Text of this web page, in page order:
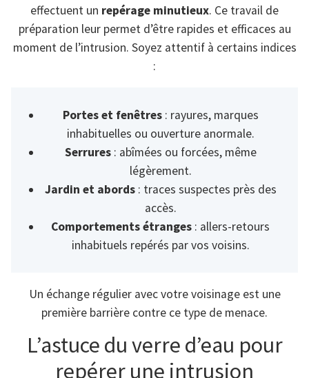
effectuent un repérage minutieux. Ce travail de
préparation leur permet d’être rapides et efficaces au
moment de l’intrusion. Soyez attentif à certains indices
:
Portes et fenêtres: rayures, marques
inhabituelles ou ouverture anormale.
Serrures: abîmées ou forcées, même
légèrement.
Jardin et abords: traces suspectes près des
accès.
Comportements étranges : allers-retours
inhabituels repérés par vos voisins.
Un échange régulier avec votre voisinage est une
première barrière contre ce type de menace.
L’astuce du verre d’eau pour
repérer une intrusion